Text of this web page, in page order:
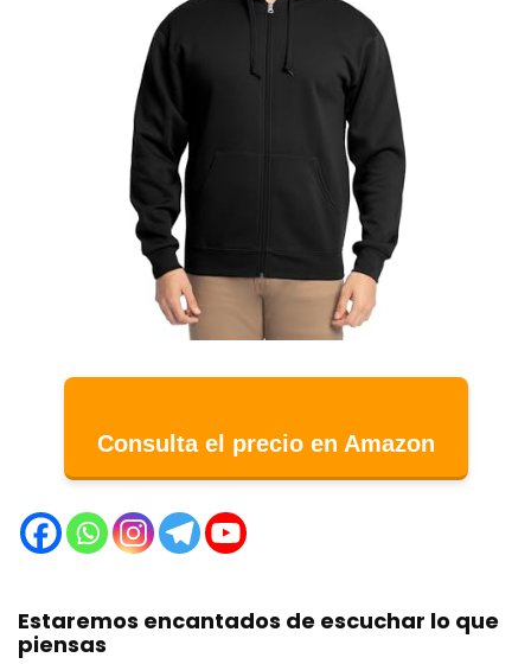
Consulta el precio en Amazon
Estaremos encantados de escuchar lo que
piensas